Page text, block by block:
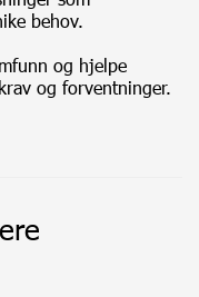
behov.
og hjelpe
og forventninger.